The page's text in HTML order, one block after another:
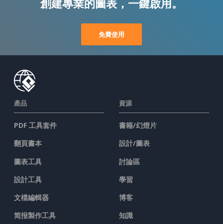
創建專業的圖表，一鍵啟用。
免費使用
產品
PDF 工具套件
翻頁書本
圖表工具
設計工具
文檔編輯器
简报製作工具
資源
書籍/幻燈片
設計/圖表
討論區
學習
博客
知識